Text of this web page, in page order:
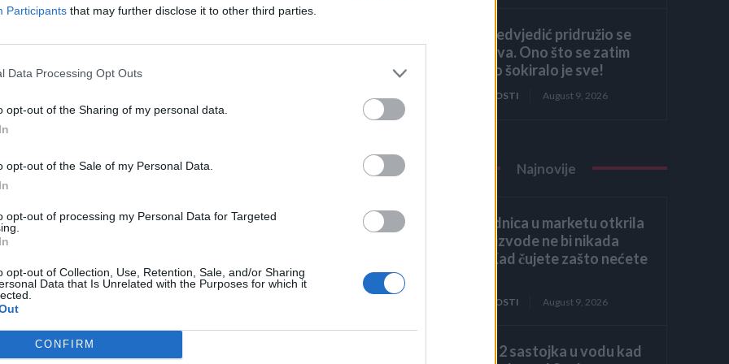
Participants that may further disclose it to other third parties.
Data Processing Opt Outs
opt-out of the Sharing of my personal data.
opt-out of the Sale of my Personal Data.
opt-out of processing my Personal Data for Targeted
opt-out of Collection, Use, Retention, Sale, and/or Sharing
Data that Is Unrelated with the Purposes for which it
CONFIRM
u vrećicama dobro zatvorene i zapakovane i pravilno
‘no frost’ tehnologijom, ipak se mnogi muče s ovim
prvo ga očistite, odnosno odmrznite i frižider i
sve stjenke i lagano ih premažite uljem.
leda.
u hladnjaku i zamrzivaču, stoga uvijek treba voditi računa
Siroče medvjedić pridružio se
krdu krava. Ono što se zatim
dogodilo šokiralo je sve!
ZANIMLJIVOSTI August 9, 2026
Najnovije
Bivša radnica u marketu otkrila
koje proizvode ne bi nikada
kupila! Kad čujete zašto nećete
ZANIMLJIVOSTI August 9, 2026
Dodajte 2 sastojka u vodu kad